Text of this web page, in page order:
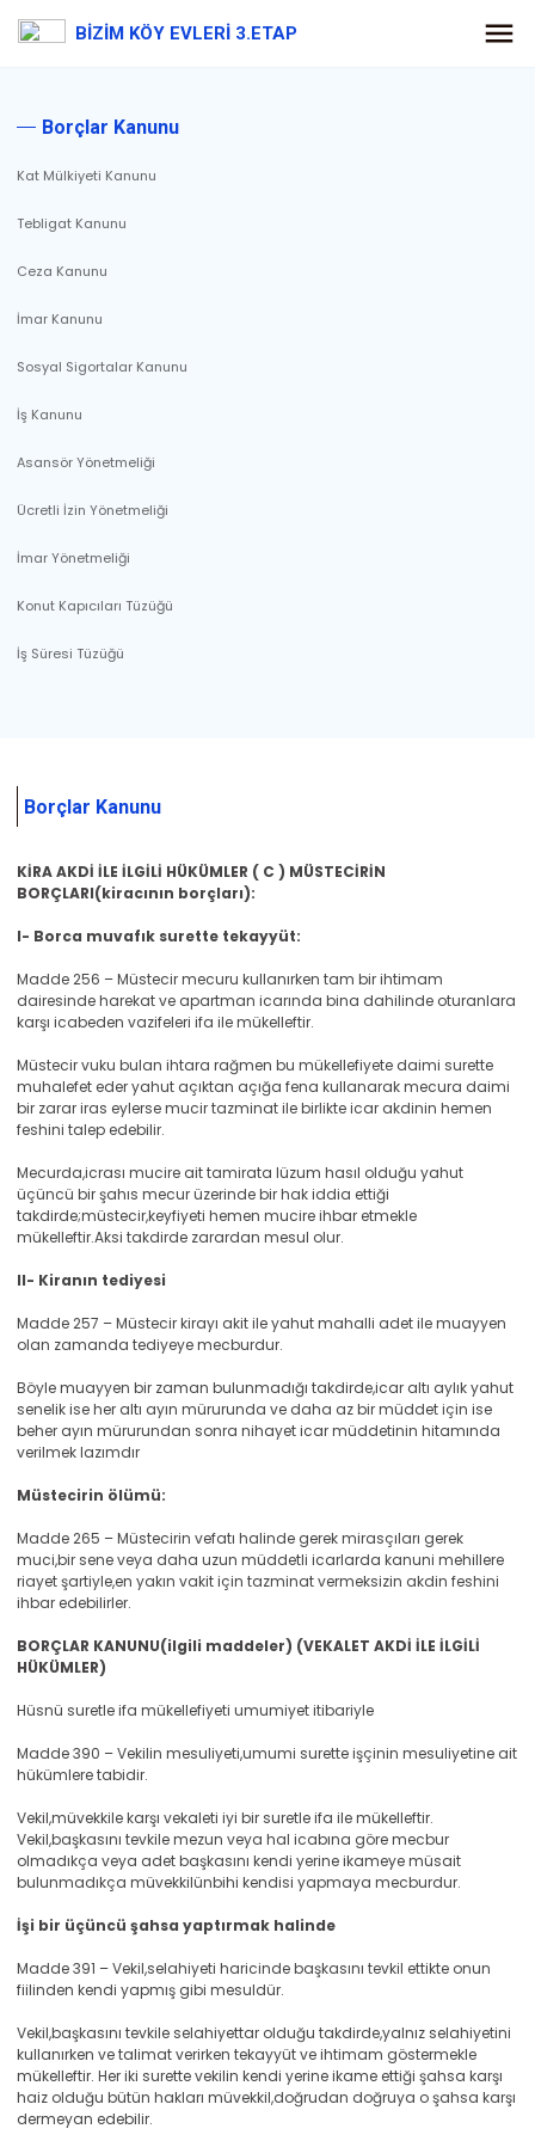
BİZİM KÖY EVLERİ 3.ETAP
Borçlar Kanunu
Kat Mülkiyeti Kanunu
Tebligat Kanunu
Ceza Kanunu
İmar Kanunu
Sosyal Sigortalar Kanunu
İş Kanunu
Asansör Yönetmeliği
Ücretli İzin Yönetmeliği
İmar Yönetmeliği
Konut Kapıcıları Tüzüğü
İş Süresi Tüzüğü
Borçlar Kanunu
KİRA AKDİ İLE İLGİLİ HÜKÜMLER ( C ) MÜSTECİRİN
BORÇLARI(kiracının borçları):
I- Borca muvafık surette tekayyüt:
Madde 256 – Müstecir mecuru kullanırken tam bir ihtimam
dairesinde harekat ve apartman icarında bina dahilinde oturanlara
karşı icabeden vazifeleri ifa ile mükelleftir.
Müstecir vuku bulan ihtara rağmen bu mükellefiyete daimi surette
muhalefet eder yahut açıktan açığa fena kullanarak mecura daimi
bir zarar iras eylerse mucir tazminat ile birlikte icar akdinin hemen
feshini talep edebilir.
Mecurda,icrası mucire ait tamirata lüzum hasıl olduğu yahut
üçüncü bir şahıs mecur üzerinde bir hak iddia ettiği
takdirde;müstecir,keyfiyeti hemen mucire ihbar etmekle
mükelleftir.Aksi takdirde zarardan mesul olur.
II- Kiranın tediyesi
Madde 257 – Müstecir kirayı akit ile yahut mahalli adet ile muayyen
olan zamanda tediyeye mecburdur.
Böyle muayyen bir zaman bulunmadığı takdirde,icar altı aylık yahut
senelik ise her altı ayın mürurunda ve daha az bir müddet için ise
beher ayın mürurundan sonra nihayet icar müddetinin hitamında
verilmek lazımdır
Müstecirin ölümü:
Madde 265 – Müstecirin vefatı halinde gerek mirasçıları gerek
muci,bir sene veya daha uzun müddetli icarlarda kanuni mehillere
riayet şartiyle,en yakın vakit için tazminat vermeksizin akdin feshini
ihbar edebilirler.
BORÇLAR KANUNU(ilgili maddeler) (VEKALET AKDİ İLE İLGİLİ
HÜKÜMLER)
Hüsnü suretle ifa mükellefiyeti umumiyet itibariyle
Madde 390 – Vekilin mesuliyeti,umumi surette işçinin mesuliyetine ait
hükümlere tabidir.
Vekil,müvekkile karşı vekaleti iyi bir suretle ifa ile mükelleftir.
Vekil,başkasını tevkile mezun veya hal icabına göre mecbur
olmadıkça veya adet başkasını kendi yerine ikameye müsait
bulunmadıkça müvekkilünbihi kendisi yapmaya mecburdur.
İşi bir üçüncü şahsa yaptırmak halinde
Madde 391 – Vekil,selahiyeti haricinde başkasını tevkil ettikte onun
fiilinden kendi yapmış gibi mesuldür.
Vekil,başkasını tevkile selahiyettar olduğu takdirde,yalnız selahiyetini
kullanırken ve talimat verirken tekayyüt ve ihtimam göstermekle
mükelleftir. Her iki surette vekilin kendi yerine ikame ettiği şahsa karşı
haiz olduğu bütün hakları müvekkil,doğrudan doğruya o şahsa karşı
dermeyan edebilir.